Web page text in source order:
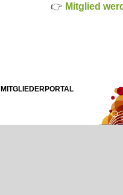
👉 Mitglied
MITGLIEDERPORTAL